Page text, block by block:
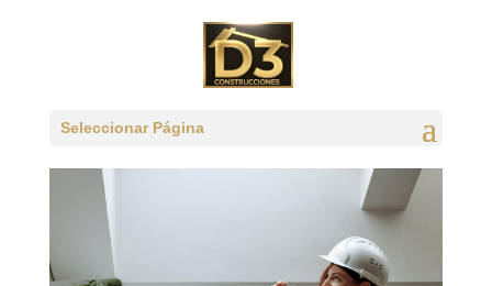
Seleccionar Página